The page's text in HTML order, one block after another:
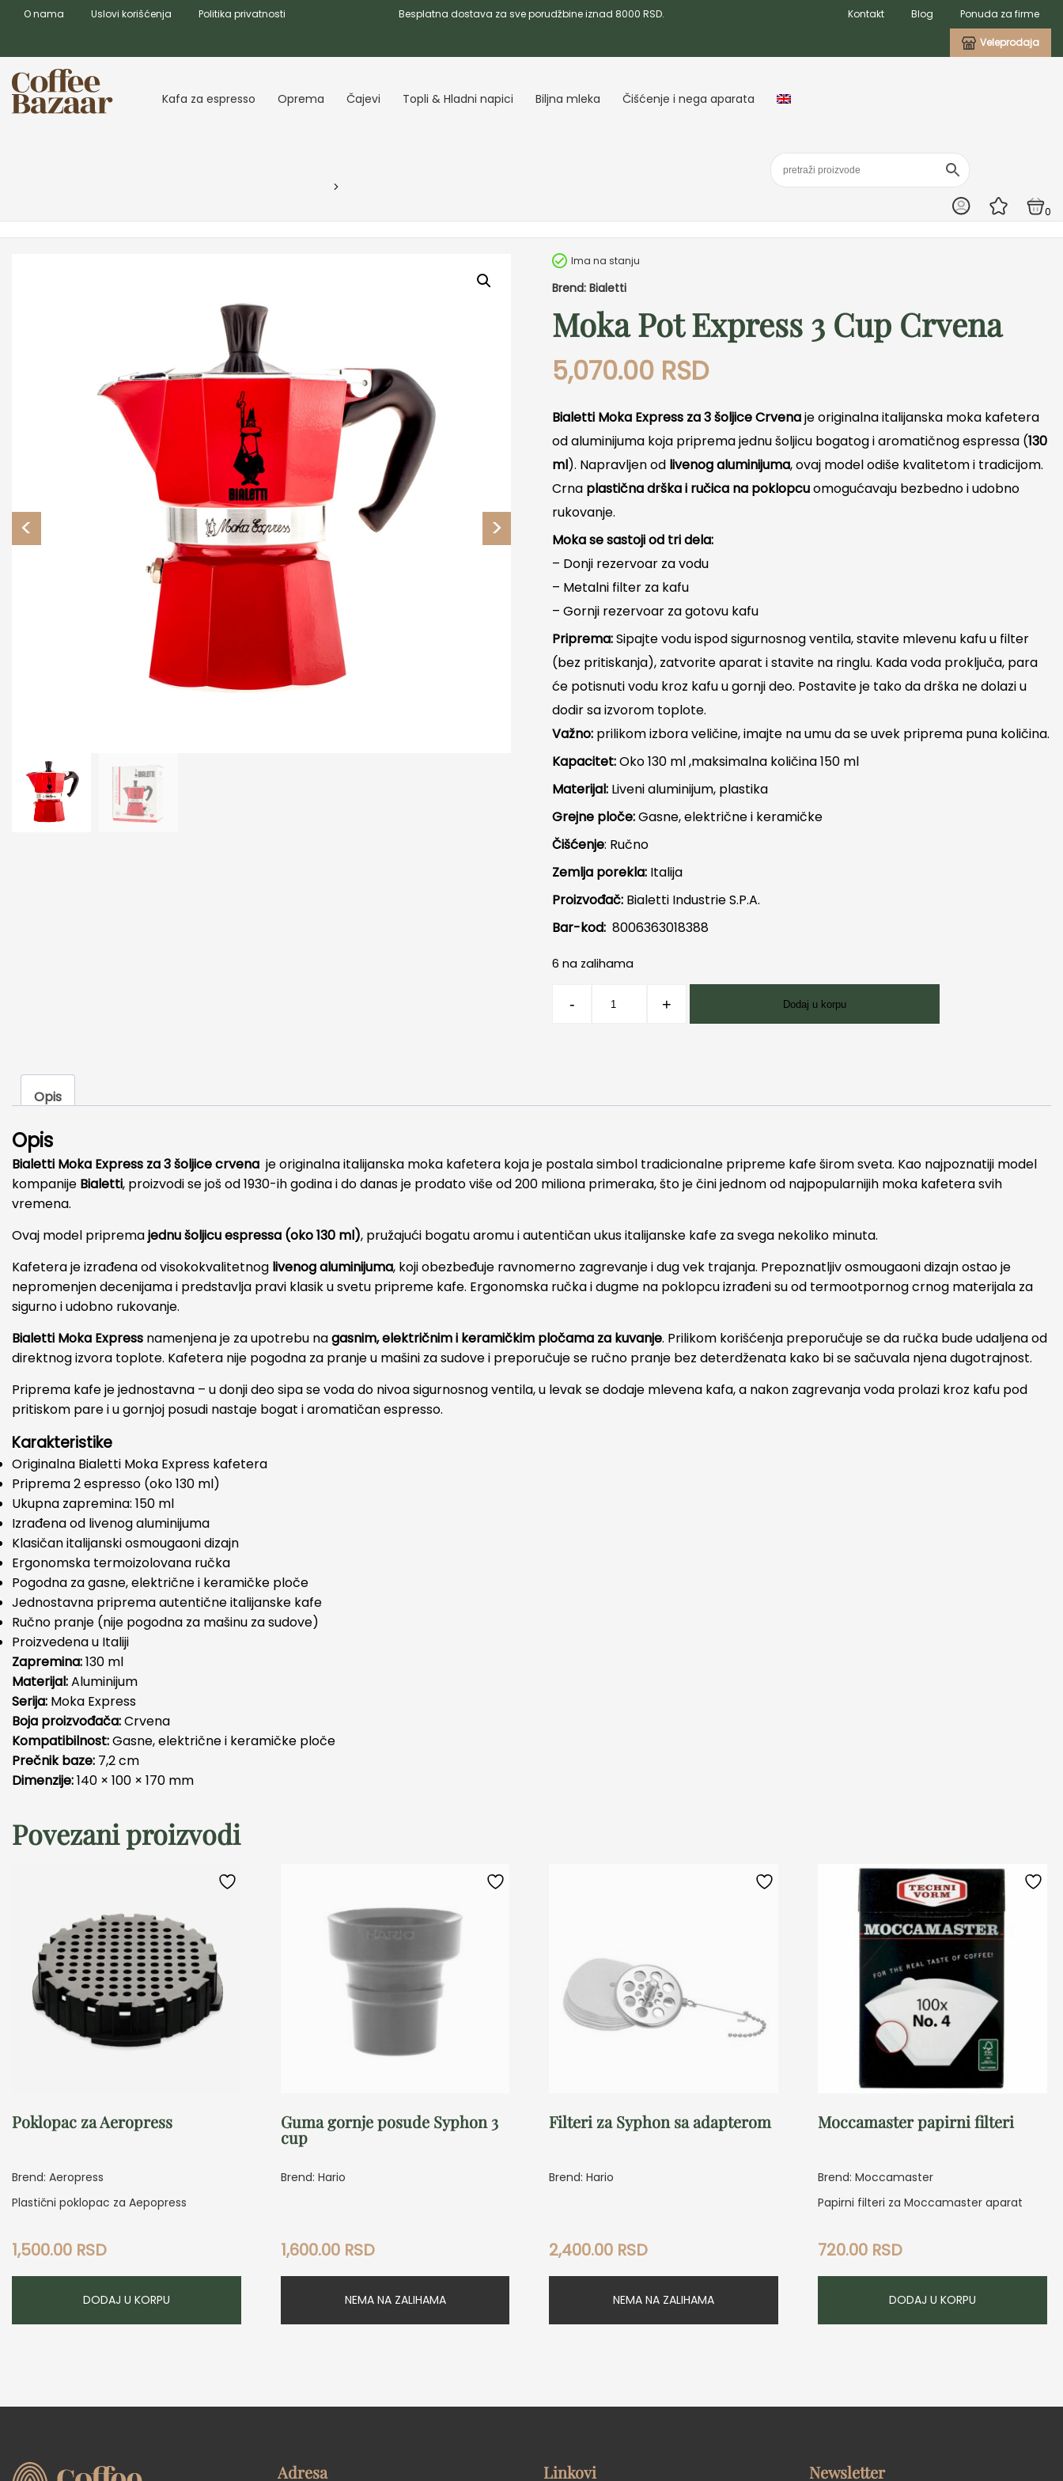
O nama Uslovi korišćenja Politika privatnosti Besplatna dostava za sve porudžbine iznad 8000 RSD. Kontakt Blog Ponuda za firme
Veleprodaja
Kafa za espresso Oprema Čajevi Topli & Hladni napici Biljna mleka Čišćenje i nega aparata
0
Ima na stanju
Brend: Bialetti
Moka Pot Express 3 Cup Crvena
5,070.00 RSD
Bialetti Moka Express za 3 šoljice Crvenaje originalna italijanska moka kafetera
od aluminijuma koja priprema jednu šoljicu bogatog i aromatičnog espressa (130
ml). Napravljen od livenog aluminijuma, ovaj model odiše kvalitetom i tradicijom.
Crna plastična drška i ručica na poklopcuomogućavaju bezbedno i udobno
rukovanje.
Moka se sastoji od tri dela:
– Donji rezervoar za vodu
– Metalni filter za kafu
– Gornji rezervoar za gotovu kafu
Priprema:Sipajte vodu ispod sigurnosnog ventila, stavite mlevenu kafu u filter
(bez pritiskanja), zatvorite aparat i stavite na ringlu. Kada voda proključa, para
će potisnuti vodu kroz kafu u gornji deo. Postavite je tako da drška ne dolazi u
dodir sa izvorom toplote.
Važno: prilikom izbora veličine, imajte na umu da se uvek priprema puna količina.
Kapacitet:Oko 130 ml ,maksimalna količina 150 ml
Materijal: Liveni aluminijum, plastika
Grejne ploče:Gasne, električne i keramičke
Čišćenje: Ručno
Zemlja porekla: Italija
Proizvođač: Bialetti Industrie S.P.A.
Bar-kod: 8006363018388
6 na zalihama
-
količina
+ Dodaj u korpu
Opis
Opis
Bialetti Moka Express za 3 šoljice crvena je originalna italijanska moka kafetera koja je postala simbol tradicionalne pripreme kafe širom sveta. Kao najpoznatiji model
kompanije Bialetti, proizvodi se još od 1930-ih godina i do danas je prodato više od 200 miliona primeraka, što je čini jednom od najpopularnijih moka kafetera svih
vremena.
Ovaj model pripremajednu šoljicu espressa (oko 130 ml), pružajući bogatu aromu i autentičan ukus italijanske kafe za svega nekoliko minuta.
Kafetera je izrađena od visokokvalitetnog livenog aluminijuma, koji obezbeđuje ravnomerno zagrevanje i dug vek trajanja. Prepoznatljiv osmougaoni dizajn ostao je
nepromenjen decenijama i predstavlja pravi klasik u svetu pripreme kafe. Ergonomska ručka i dugme na poklopcu izrađeni su od termootpornog crnog materijala za
sigurno i udobno rukovanje.
Bialetti Moka Express namenjena je za upotrebu nagasnim, električnim i keramičkim pločama za kuvanje. Prilikom korišćenja preporučuje se da ručka bude udaljena od
direktnog izvora toplote. Kafetera nije pogodna za pranje u mašini za sudove i preporučuje se ručno pranje bez deterdženata kako bi se sačuvala njena dugotrajnost.
Priprema kafe je jednostavna – u donji deo sipa se voda do nivoa sigurnosnog ventila, u levak se dodaje mlevena kafa, a nakon zagrevanja voda prolazi kroz kafu pod
pritiskom pare i u gornjoj posudi nastaje bogat i aromatičan espresso.
Karakteristike
Originalna Bialetti Moka Express kafetera
Priprema 2 espresso (oko 130 ml)
Ukupna zapremina: 150 ml
Izrađena od livenog aluminijuma
Klasičan italijanski osmougaoni dizajn
Ergonomska termoizolovana ručka
Pogodna za gasne, električne i keramičke ploče
Jednostavna priprema autentične italijanske kafe
Ručno pranje (nije pogodna za mašinu za sudove)
Proizvedena u Italiji
Zapremina:130 ml
Materijal:Aluminijum
Serija: Moka Express
Boja proizvođača:Crvena
Kompatibilnost:Gasne, električne i keramičke ploče
Prečnik baze: 7,2 cm
Dimenzije:140 × 100 × 170 mm
Povezani proizvodi
Poklopac za Aeropress
Brend: Aeropress
Plastični poklopac za Aepopress
1,500.00 RSD
DODAJ U KORPU
Guma gornje posude Syphon 3
cup
Brend: Hario
1,600.00 RSD
NEMA NA ZALIHAMA
Filteri za Syphon sa adapterom
Brend: Hario
2,400.00 RSD
NEMA NA ZALIHAMA
Moccamaster papirni filteri
Brend: Moccamaster
Papirni filteri za Moccamaster aparat
720.00 RSD
DODAJ U KORPU
Adresa Linkovi Newsletter